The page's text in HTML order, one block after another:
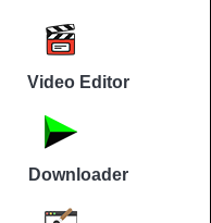
Video Editor
Downloader